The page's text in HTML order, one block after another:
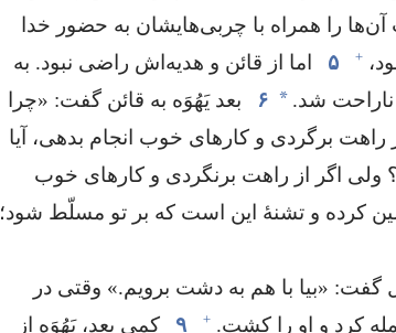
را همراه با چربی‌هایشان به حضور خدا
+ ۵
اما از قائن و هدیه‌اش راضی نبود.‏ به
شد.‏ * ۶
بعد یَهُوَه به قائن گفت:‏ «چرا
راهت برگردی و کارهای خوب انجام بدهی،‏ آیا
اگر از راهت برنگردی و کارهای خوب
کرده و تشنهٔ این است که بر تو مسلّط شود؛‏
گفت:‏ «بیا با هم به دشت برویم.‏» وقتی در
کرد و او را کشت.‏ + ۹
کمی بعد،‏ یَهُوَه از